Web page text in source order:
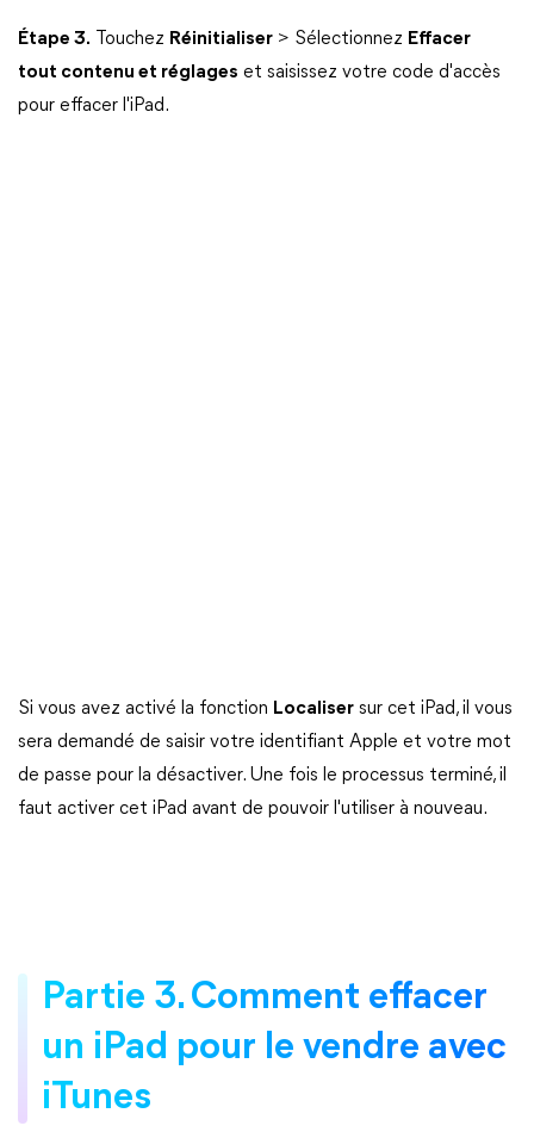
Étape 3. Touchez Réinitialiser > Sélectionnez Effacer
tout contenu et réglages et saisissez votre code d'accès
pour effacer l'iPad.
Si vous avez activé la fonction Localiser sur cet iPad, il vous
sera demandé de saisir votre identifiant Apple et votre mot
de passe pour la désactiver. Une fois le processus terminé, il
faut activer cet iPad avant de pouvoir l'utiliser à nouveau.
Partie 3. Comment effacer
un iPad pour le vendre avec
iTunes